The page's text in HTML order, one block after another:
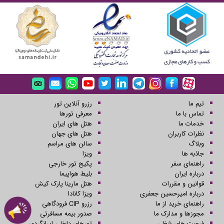
تیم ما
تماس با ما
خدمات ما
نظرات کاربران
وبلاگ
جاذبه ها
راهنمای سفر
درباره ایران
قوانین و مقررات
درباره امیرحسین جعفری
راهنمای خرید از ما
مجوزها و مدارک ما
رزرو آنلاین تور
معرفی تورها
هتل های ایران
هتل های جهان
سالن های مراسم
ویزا
پکیج تور خارجی
بلیط هواپیما
هتل مارینا پارک کیش
ویزا کانادا
رزرو CIP فرودگاهی
صدور بیمه مسافرتی